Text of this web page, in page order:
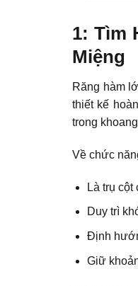
1: Tìm
Miệng
Răng hàm
thiết kế
trong
Về chức
Là trụ
Duy trì
Định
Giữ